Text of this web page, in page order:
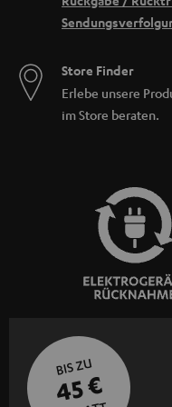
Store Finder
Erlebe unsere
im Store beraten.
BIS ZU
45 €